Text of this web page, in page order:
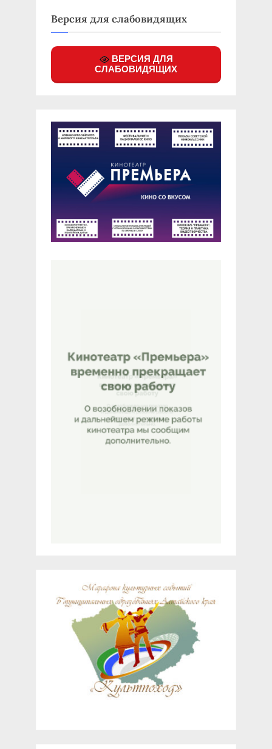
Версия для слабовидящих
ВЕРСИЯ ДЛЯ
СЛАБОВИДЯЩИХ